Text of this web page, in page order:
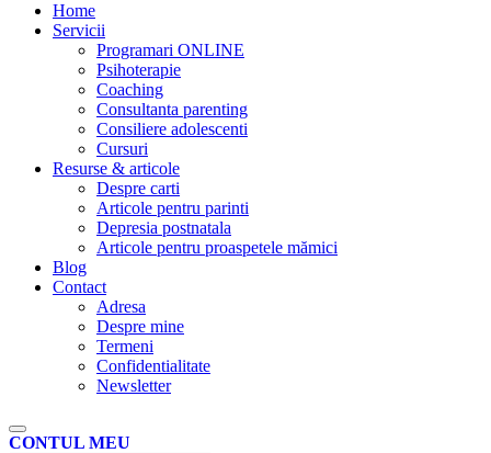
Home
Servicii
Programari ONLINE
Psihoterapie
Coaching
Consultanta parenting
Consiliere adolescenti
Cursuri
Resurse & articole
Despre carti
Articole pentru parinti
Depresia postnatala
Articole pentru proaspetele mămici
Blog
Contact
Adresa
Despre mine
Termeni
Confidentialitate
Newsletter
CONTUL MEU